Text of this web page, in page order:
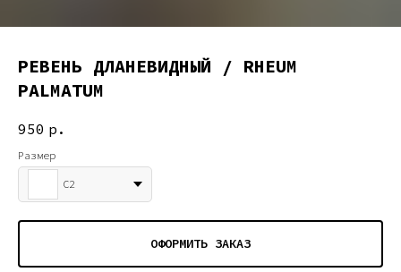
РЕВЕНЬ ДЛАНЕВИДНЫЙ / RHEUM
PALMATUM
950 р.
Размер
С2
ОФОРМИТЬ ЗАКАЗ